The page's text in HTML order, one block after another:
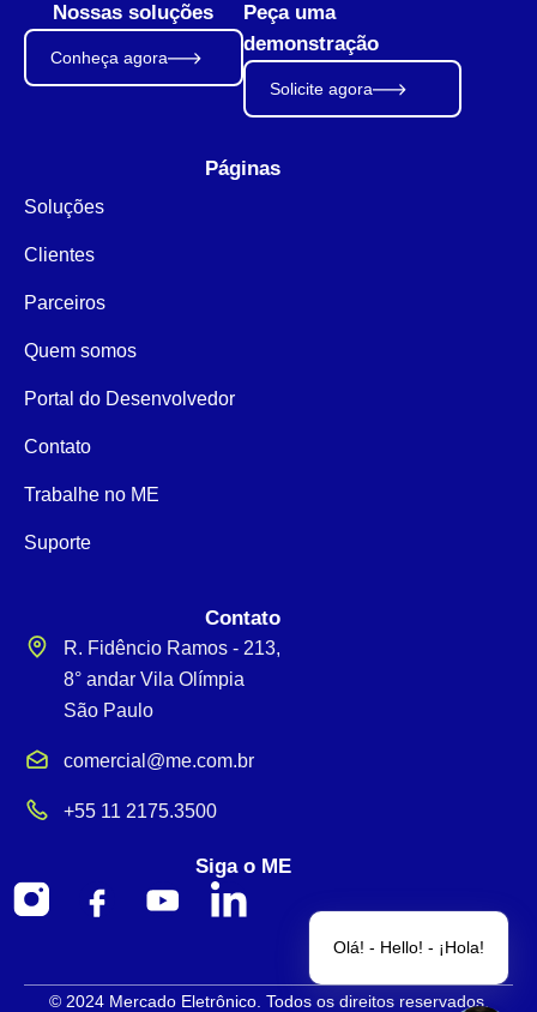
Nossas soluções
Conheça agora
Peça uma
demonstração
Solicite agora
Páginas
Soluções
Clientes
Parceiros
Quem somos
Portal do Desenvolvedor
Contato
Trabalhe no ME
Suporte
Contato
R. Fidêncio Ramos - 213,
8° andar Vila Olímpia
São Paulo
comercial@me.com.br
+55 11 2175.3500
Siga o ME
© 2024 Mercado Eletrônico. Todos os direitos reservados.
Olá! - Hello! - ¡Hola!